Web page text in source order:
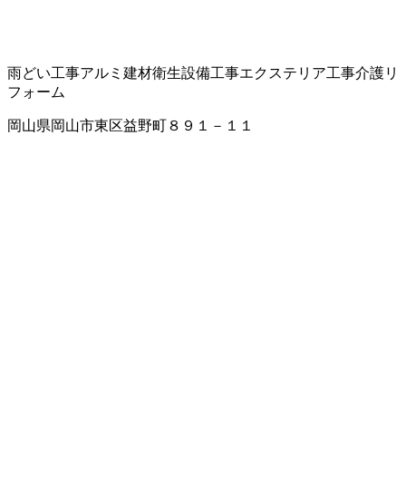
雨どい工事アルミ建材衛生設備工事エクステリア工事介護リ
フォーム
岡山県岡山市東区益野町８９１－１１